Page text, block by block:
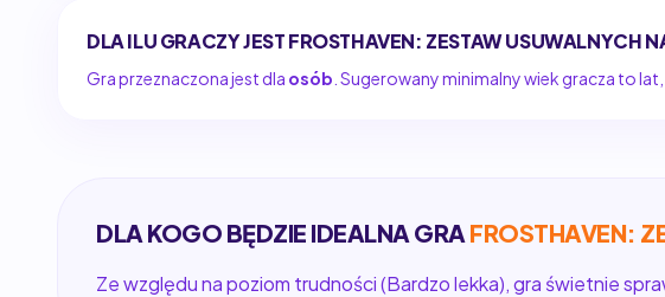
DLA ILU GRACZY JEST FROSTHAVEN: ZESTAW USUWALNYCH
Gra przeznaczona jest dla osób . Sugerowany minimalny wiek gracza to
DLA KOGO BĘDZIE IDEALNA GRA FROSTHAVEN:
Ze względu na poziom trudności (Bardzo lekka), gra świetnie